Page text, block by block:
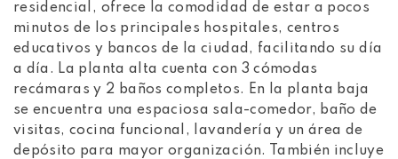
residencial, ofrece la comodidad de estar a pocos
minutos de los principales hospitales, centros
educativos y bancos de la ciudad, facilitando su día
a día. La planta alta cuenta con 3 cómodas
recámaras y 2 baños completos. En la planta baja
se encuentra una espaciosa sala-comedor, baño de
visitas, cocina funcional, lavandería y un área de
depósito para mayor organización. También incluye